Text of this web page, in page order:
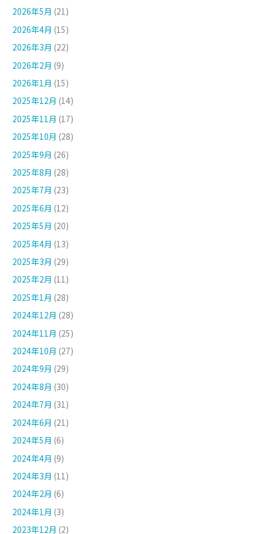
2026年5月 (21)
2026年4月 (15)
2026年3月 (22)
2026年2月 (9)
2026年1月 (15)
2025年12月 (14)
2025年11月 (17)
2025年10月 (28)
2025年9月 (26)
2025年8月 (28)
2025年7月 (23)
2025年6月 (12)
2025年5月 (20)
2025年4月 (13)
2025年3月 (29)
2025年2月 (11)
2025年1月 (28)
2024年12月 (28)
2024年11月 (25)
2024年10月 (27)
2024年9月 (29)
2024年8月 (30)
2024年7月 (31)
2024年6月 (21)
2024年5月 (6)
2024年4月 (9)
2024年3月 (11)
2024年2月 (6)
2024年1月 (3)
2023年12月 (2)